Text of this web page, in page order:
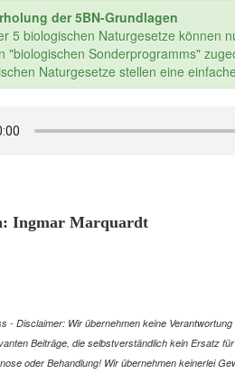
der 5BN-Grundlagen
5 biologischen Naturgesetze können
"biologischen Sonderprogramms"
Naturgesetze stellen eine
Ingmar Marquardt
- Disclaimer: Wir übernehmen keine
Beiträge, die selbstverständlich kein Ersatz
oder Behandlung! Wir übernehmen keinerlei